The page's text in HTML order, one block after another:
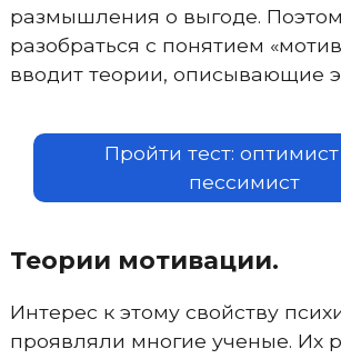
размышления о выгоде.
разобраться с понятием
вводит теории, описывающие
Пройти тест:
пессимист
Теории мотивации.
Интерес к этому свойству
проявляли многие ученые. Их